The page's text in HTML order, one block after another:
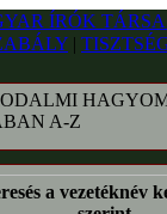
|
A-Z
a vezetéknév